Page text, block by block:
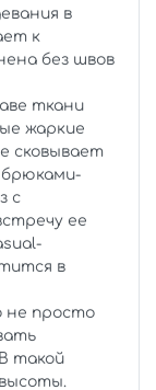
в
к
без швов
ткани
жаркие
сковывает
брюками-
с
ее
в
не просто
такой